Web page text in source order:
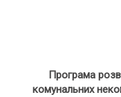
Програма
комунальних